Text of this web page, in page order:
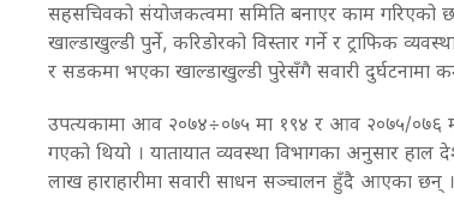
सहसचिवको संयोजकत्वमा समिति बनाएर काम
खाल्डाखुल्डी पुर्ने, करिडोरको विस्तार गर्ने र ट्राफिक
र सडकमा भएका खाल्डाखुल्डी पुरेसँगै सवारी दुर्घटनामा
उपत्यकामा आव २०७४÷०७५ मा १९४ र आव २०७५/०७६ मा
गएको थियो । यातायात व्यवस्था विभागका अनुसार हाल
लाख हाराहारीमा सवारी साधन सञ्चालन हुँदै आएका छन् ।